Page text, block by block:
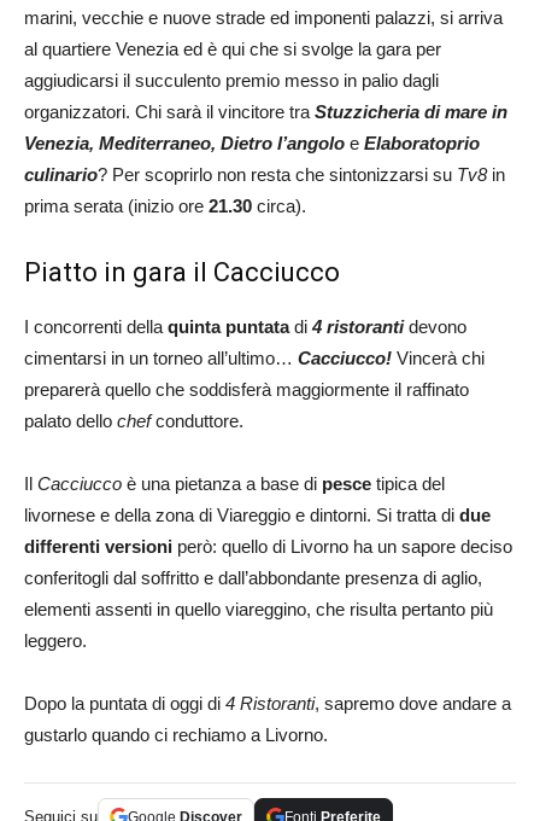
marini, vecchie e nuove strade ed imponenti palazzi, si arriva
al quartiere Venezia ed è qui che si svolge la gara per
aggiudicarsi il succulento premio messo in palio dagli
organizzatori. Chi sarà il vincitore tra Stuzzicheria di mare in
Venezia, Mediterraneo, Dietro l’angolo e Elaboratoprio
culinario? Per scoprirlo non resta che sintonizzarsi su Tv8in
prima serata (inizio ore 21.30 circa).
Piatto in gara il Cacciucco
I concorrenti della quinta puntatadi4 ristorantidevono
cimentarsi in un torneo all’ultimo… Cacciucco! Vincerà chi
preparerà quello che soddisferà maggiormente il raffinato
palato dello chefconduttore.
Il Cacciucco è una pietanza a base di pesce tipica del
livornese e della zona di Viareggio e dintorni. Si tratta di due
differenti versioni però: quello di Livorno ha un sapore deciso
conferitogli dal soffritto e dall’abbondante presenza di aglio,
elementi assenti in quello viareggino, che risulta pertanto più
leggero.
Dopo la puntata di oggi di 4 Ristoranti, sapremo dove andare a
gustarlo quando ci rechiamo a Livorno.
Seguici su Google Discover Fonti Preferite